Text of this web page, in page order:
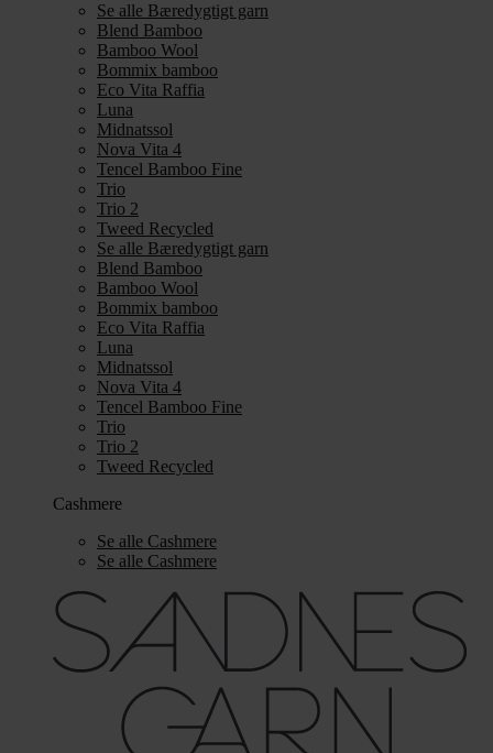
Se alle Bæredygtigt garn
Blend Bamboo
Bamboo Wool
Bommix bamboo
Eco Vita Raffia
Luna
Midnatssol
Nova Vita 4
Tencel Bamboo Fine
Trio
Trio 2
Tweed Recycled
Se alle Bæredygtigt garn
Blend Bamboo
Bamboo Wool
Bommix bamboo
Eco Vita Raffia
Luna
Midnatssol
Nova Vita 4
Tencel Bamboo Fine
Trio
Trio 2
Tweed Recycled
Cashmere
Se alle Cashmere
Se alle Cashmere